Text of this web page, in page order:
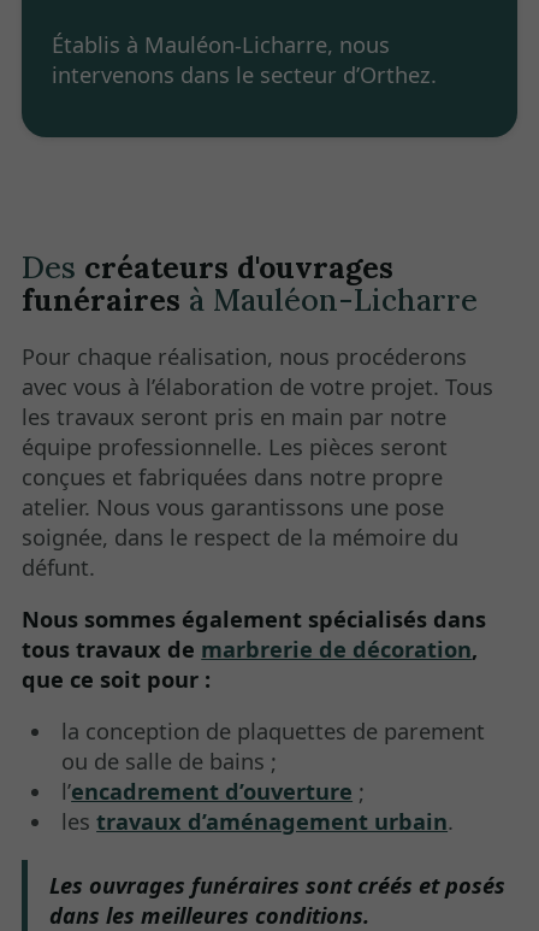
Établis à Mauléon-Licharre, nous
intervenons dans le secteur d’Orthez.
Des créateurs d'ouvrages
funéraires à Mauléon-Licharre
Pour chaque réalisation, nous procéderons
avec vous à l’élaboration de votre projet. Tous
les travaux seront pris en main par notre
équipe professionnelle. Les pièces seront
conçues et fabriquées dans notre propre
atelier. Nous vous garantissons une pose
soignée, dans le respect de la mémoire du
défunt.
Nous sommes également spécialisés dans
tous travaux de marbrerie de décoration,
que ce soit pour :
la conception de plaquettes de parement
ou de salle de bains ;
l’encadrement d’ouverture ;
lestravaux d’aménagement urbain.
Les ouvrages funéraires sont créés et posés
dans les meilleures conditions.